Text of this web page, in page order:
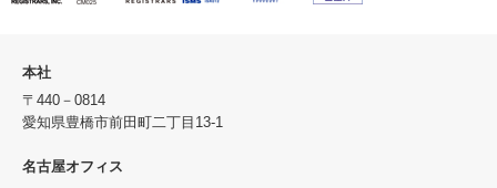
本社
〒440－0814
愛知県豊橋市前田町二丁目13-1
名古屋オフィス